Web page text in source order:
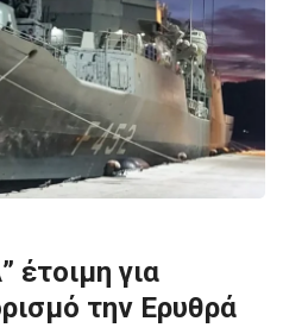
έτοιμη για
την Ερυθρά